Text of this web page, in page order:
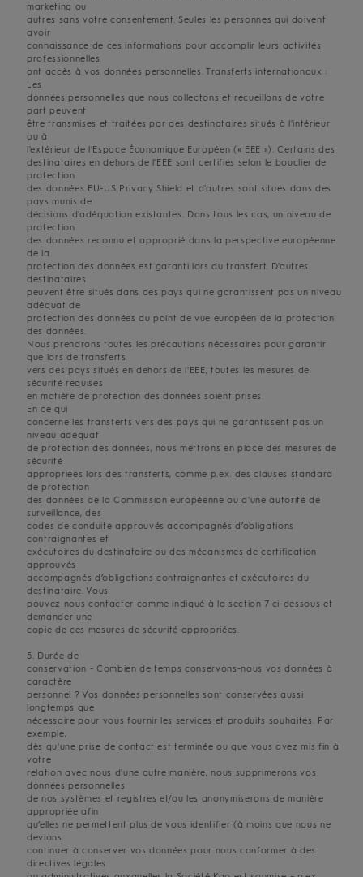
marketing ou
autres sans votre consentement. Seules les personnes qui doivent
avoir
connaissance de ces informations pour accomplir leurs activités
professionnelles
ont accès à vos données personnelles. Transferts internationaux :
Les
données personnelles que nous collectons et recueillons de votre
part peuvent
être transmises et traitées par des destinataires situés à l'intérieur
ou à
l'extérieur de l’Espace Économique Européen (« EEE »). Certains des
destinataires en dehors de l'EEE sont certifiés selon le bouclier de
protection
des données EU-US Privacy Shield et d'autres sont situés dans des
pays munis de
décisions d'adéquation existantes. Dans tous les cas, un niveau de
protection
des données reconnu et approprié dans la perspective européenne
de la
protection des données est garanti lors du transfert. D'autres
destinataires
peuvent être situés dans des pays qui ne garantissent pas un niveau
adéquat de
protection des données du point de vue européen de la protection
des données.
Nous prendrons toutes les précautions nécessaires pour garantir
que lors de transferts
vers des pays situés en dehors de l'EEE, toutes les mesures de
sécurité requises
en matière de protection des données soient prises.
En ce qui
concerne les transferts vers des pays qui ne garantissent pas un
niveau adéquat
de protection des données, nous mettrons en place des mesures de
sécurité
appropriées lors des transferts, comme p.ex. des clauses standard
de protection
des données de la Commission européenne ou d'une autorité de
surveillance, des
codes de conduite approuvés accompagnés d’obligations
contraignantes et
exécutoires du destinataire ou des mécanismes de certification
approuvés
accompagnés d’obligations contraignantes et exécutoires du
destinataire. Vous
pouvez nous contacter comme indiqué à la section 7 ci-dessous et
demander une
copie de ces mesures de sécurité appropriées.
5. Durée de
conservation - Combien de temps conservons-nous vos données à
caractère
personnel ? Vos données personnelles sont conservées aussi
longtemps que
nécessaire pour vous fournir les services et produits souhaités. Par
exemple,
dès qu'une prise de contact est terminée ou que vous avez mis fin à
votre
relation avec nous d'une autre manière, nous supprimerons vos
données personnelles
de nos systèmes et registres et/ou les anonymiserons de manière
appropriée afin
qu’elles ne permettent plus de vous identifier (à moins que nous ne
devions
continuer à conserver vos données pour nous conformer à des
directives légales